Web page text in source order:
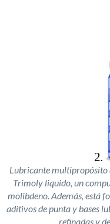
Lubricante multipropósito
Trimoly liquido, un
molibdeno. Además, está
aditivos de punta y bases
refinadas y